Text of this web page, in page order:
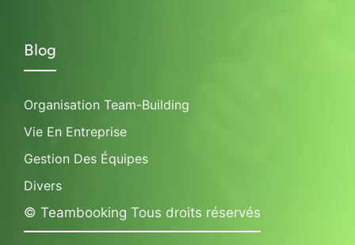
Blog
Organisation Team-Building
Vie En Entreprise
Gestion Des Équipes
Divers
© Teambooking Tous droits réservés